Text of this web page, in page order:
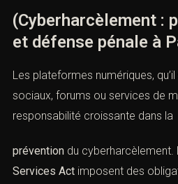
(Cyberharcèlement :
et défense pénale à
Les plateformes numériques,
sociaux, forums ou services de
responsabilité croissante dans la
prévention du cyberharcèlement.
Services Act imposent des